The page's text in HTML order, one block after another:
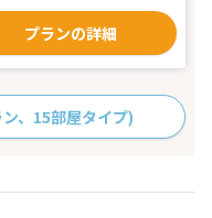
プランの詳細
、15部屋タイプ)